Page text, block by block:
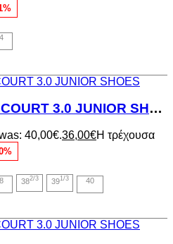
ADIDAS GRAND COURT 3.0 JUNIOR SHOES
40,00€.36,00€Η τρέχουσα
382/3 391/3 40